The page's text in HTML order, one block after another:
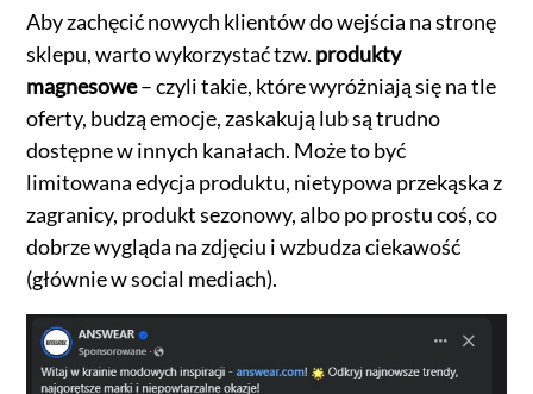
Aby zachęcić nowych klientów do wejścia na stronę
sklepu, warto wykorzystać tzw. produkty
magnesowe– czyli takie, które wyróżniają się na tle
oferty, budzą emocje, zaskakują lub są trudno
dostępne w innych kanałach. Może to być
limitowana edycja produktu, nietypowa przekąska z
zagranicy, produkt sezonowy, albo po prostu coś, co
dobrze wygląda na zdjęciu i wzbudza ciekawość
(głównie w social mediach).